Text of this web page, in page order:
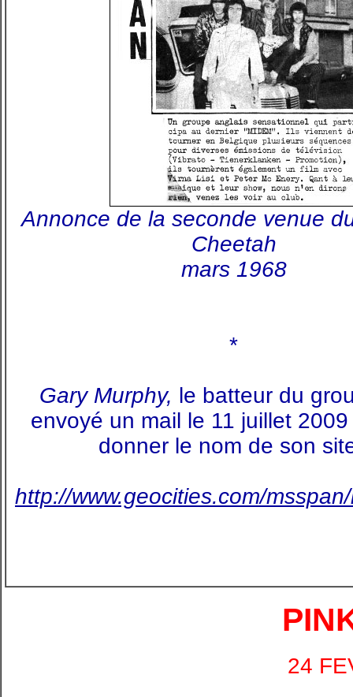
Annonce de la seconde venue
Cheetah
mars 1968
*
Gary Murphy, le batteur du
envoyé un mail le 11 juillet
donner le nom de son
http://www.geocities.com/
24